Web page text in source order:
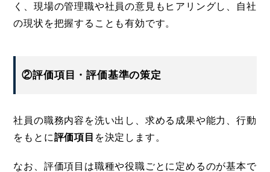
く、現場の管理職や社員の意見もヒアリングし、自社
の現状を把握することも有効です。
②評価項目・評価基準の策定
社員の職務内容を洗い出し、求める成果や能力、行動
をもとに評価項目 を決定します。
なお、評価項目は職種や役職ごとに定めるのが基本で